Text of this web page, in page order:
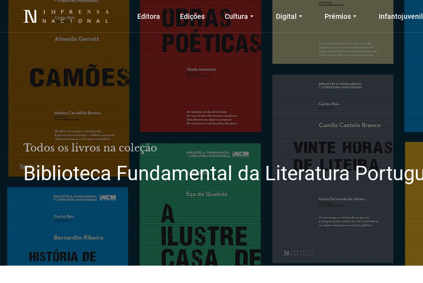
Editora Edições Cultura Digital Prémios Infantojuvenil
Todos os livros na coleção
Biblioteca Fundamental da Literatura